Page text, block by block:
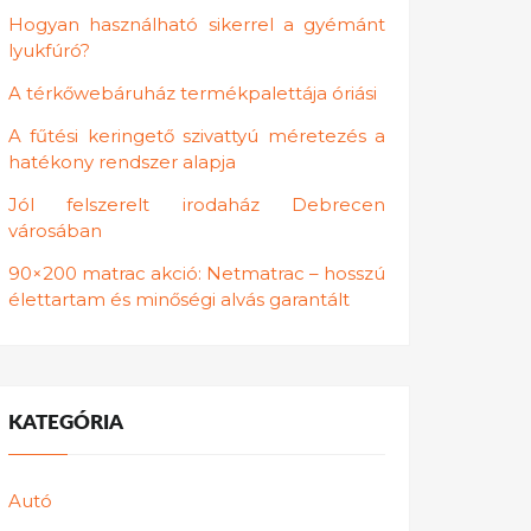
Hogyan használható sikerrel a gyémánt
lyukfúró?
A térkőwebáruház termékpalettája óriási
A fűtési keringető szivattyú méretezés a
hatékony rendszer alapja
Jól felszerelt irodaház Debrecen
városában
90×200 matrac akció: Netmatrac – hosszú
élettartam és minőségi alvás garantált
KATEGÓRIA
Autó